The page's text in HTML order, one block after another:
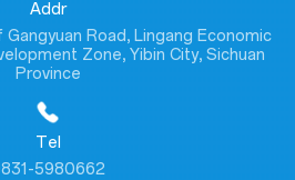
Addr
Road, Lingang Economic
Zone, Yibin City, Sichuan
Province
Tel
5980662